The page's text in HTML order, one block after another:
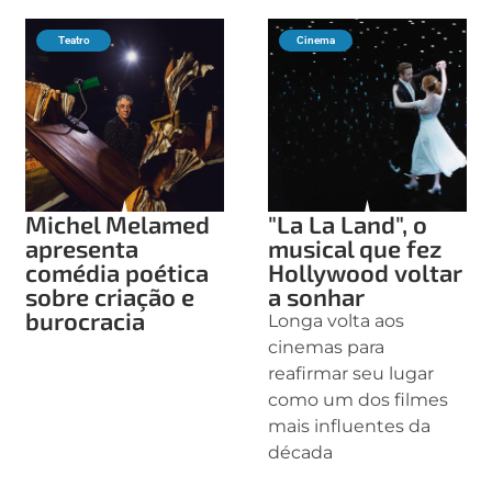
Teatro
Michel Melamed
apresenta
comédia poética
sobre criação e
burocracia
Cinema
"La La Land", o
musical que fez
Hollywood voltar
a sonhar
Longa volta aos
cinemas para
reafirmar seu lugar
como um dos filmes
mais influentes da
década